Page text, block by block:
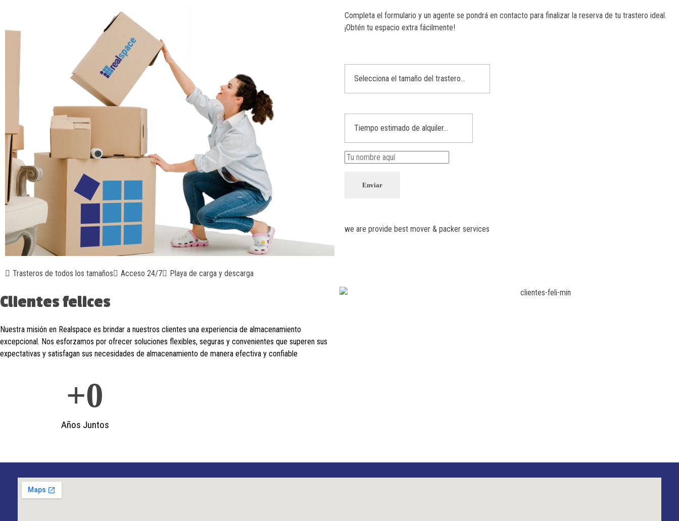
Trasteros de todos los tamaños Acceso 24/7 Playa de carga y descarga
Completa el formulario y un agente se pondrá en contacto para finalizar la reserva de tu trastero ideal.
¡Obtén tu espacio extra fácilmente!
Enviar
we are provide best mover & packer services
Clientes felices
Nuestra misión en Realspace es brindar a nuestros clientes una experiencia de almacenamiento
excepcional. Nos esforzamos por ofrecer soluciones flexibles, seguras y convenientes que superen sus
expectativas y satisfagan sus necesidades de almacenamiento de manera efectiva y confiable
Años Juntos
+0